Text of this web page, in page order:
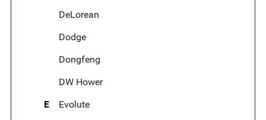
DeLorean
Dodge
Dongfeng
DW Hower
E
Evolute